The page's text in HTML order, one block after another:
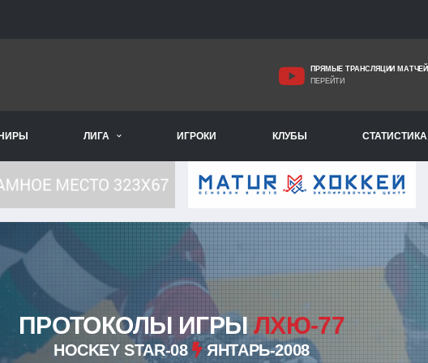
ПРЯМЫЕ ТРАНСЛЯЦИИ МАТЧЕЙ
ПЕРЕЙТИ
ЛИГА ИГРОКИ КЛУБЫ СТАТИСТИКА
ПРОТОКОЛЫ ИГРЫЛХЮ-77
HOCKEY STAR-08 ЯНТАРЬ-2008